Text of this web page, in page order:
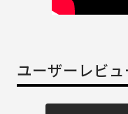
ユーザーレビュ